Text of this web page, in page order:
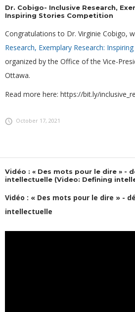
Dr. Cobigo- Inclusive Research,
Inspiring Stories Competition
Congratulations to Dr. Virginie Cobigo,
Research, Exemplary Research:
organized by the Office of the Vice-
Ottawa.
Read more here: https://bit.ly/
October 17, 2021
Vidéo : « Des mots pour le dire » -
intellectuelle (Video: Defining
Vidéo : « Des mots pour le dire » -
intellectuelle